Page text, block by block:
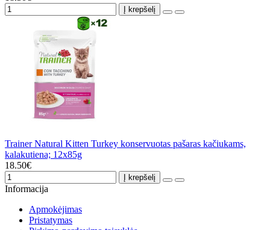
Į krepšelį
Trainer Natural Kitten Turkey konservuotas pašaras kačiukams,
kalakutiena; 12x85g
18.50€
Į krepšelį
Informacija
Apmokėjimas
Pristatymas